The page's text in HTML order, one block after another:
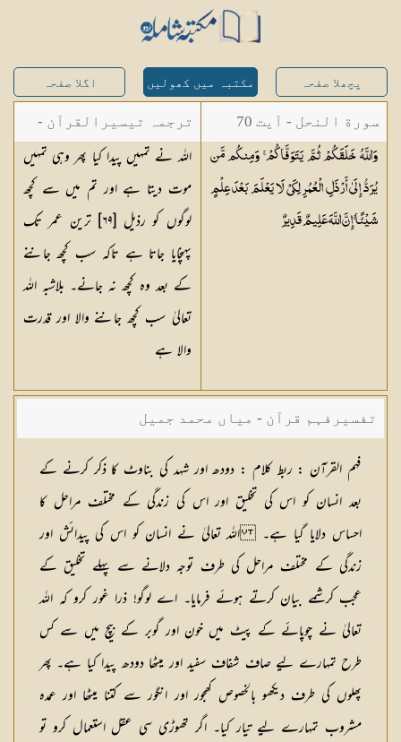
پچھلا صفحہ مکتبہ میں کھولیں اگلا صفحہ
سورة النحل - آیت 70
وَاللَّهُ خَلَقَكُمْ ثُمَّ يَتَوَفَّاكُمْ ۚ وَمِنكُم مَّن
يُرَدُّ إِلَىٰ أَرْذَلِ الْعُمُرِ لِكَيْ لَا يَعْلَمَ بَعْدَ عِلْمٍ
شَيْئًا ۚ إِنَّ اللَّهَ عَلِيمٌقَدِيرٌ
ترجمہ تیسیرالقرآن -
مولانا عبد الرحمن
کیلانی
اللہ نے تمہیں پیدا کیا پھر وہی تمہیں
موت دیتا ہے اور تم میں سے کچھ
لوگوں کو رذیل [٦٩] ترین عمر تک
پہنچایا جاتا ہے تاکہ سب کچھ جاننے
کے بعد وہ کچھ نہ جانے۔ بلاشبہ اللہ
تعالیٰ سب کچھ جاننے والا اور قدرت
والا ہے
تفسیرفہم قرآن - میاں محمد جمیل
فہم القرآن : ربط کلام : دودھ اور شہد کی بناوٹ کا ذکر کرنے کے
بعد انسان کو اس کی تخلیق اور اس کی زندگی کے مختلف مراحل کا
احساس دلایا گیا ہے۔ اللہ تعالیٰ نے انسان کو اس کی پیدائش اور
زندگی کے مختلف مراحل کی طرف توجہ دلانے سے پہلے تخلیق کے
عجب کرشمے بیان کرتے ہوئے فرمایا۔ اے لوگو! ذرا غور کرو کہ اللہ
تعالیٰ نے چوپائے کے پیٹ میں خون اور گوبر کے بیچ میں سے کس
طرح تمہارے لیے صاف شفاف سفید اور میٹھا دودھ پیدا کیا ہے۔ پھر
پھلوں کی طرف دیکھو بالخصوص کھجور اور انگور سے کتنا میٹھا اور عمدہ
مشروب تمہارے لیے تیار کیا۔ اگر تھوڑی سی عقل استعمال کرو تو